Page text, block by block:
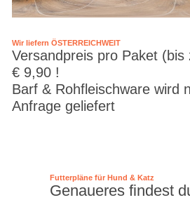
Wir liefern ÖSTERREICHWEIT
Versandpreis pro Paket
€ 9,90 !
Barf & Rohfleischware wird
Anfrage geliefert
Futterpläne für Hund & Katz
Genaueres findest